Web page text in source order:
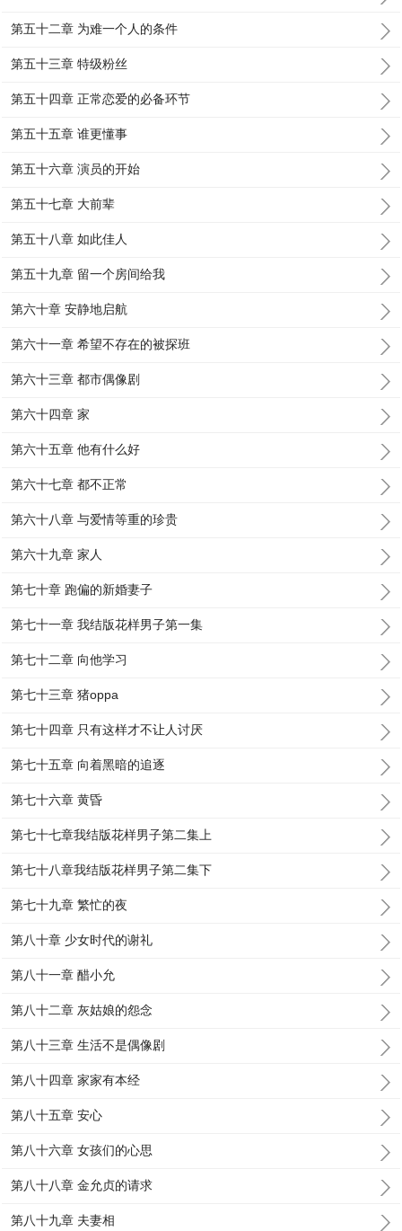
第五十二章 为难一个人的条件
第五十三章 特级粉丝
第五十四章 正常恋爱的必备环节
第五十五章 谁更懂事
第五十六章 演员的开始
第五十七章 大前辈
第五十八章 如此佳人
第五十九章 留一个房间给我
第六十章 安静地启航
第六十一章 希望不存在的被探班
第六十三章 都市偶像剧
第六十四章 家
第六十五章 他有什么好
第六十七章 都不正常
第六十八章 与爱情等重的珍贵
第六十九章 家人
第七十章 跑偏的新婚妻子
第七十一章 我结版花样男子第一集
第七十二章 向他学习
第七十三章 猪oppa
第七十四章 只有这样才不让人讨厌
第七十五章 向着黑暗的追逐
第七十六章 黄昏
第七十七章我结版花样男子第二集上
第七十八章我结版花样男子第二集下
第七十九章 繁忙的夜
第八十章 少女时代的谢礼
第八十一章 醋小允
第八十二章 灰姑娘的怨念
第八十三章 生活不是偶像剧
第八十四章 家家有本经
第八十五章 安心
第八十六章 女孩们的心思
第八十八章 金允贞的请求
第八十九章 夫妻相